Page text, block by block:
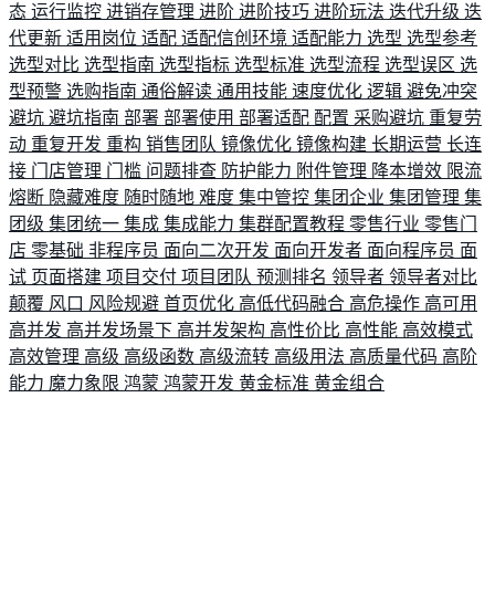
态 运行监控 进销存管理 进阶 进阶技巧 进阶玩法 迭代升级 迭
代更新 适用岗位 适配 适配信创环境 适配能力 选型 选型参考
选型对比 选型指南 选型指标 选型标准 选型流程 选型误区 选
型预警 选购指南 通俗解读 通用技能 速度优化 逻辑 避免冲突
避坑 避坑指南 部署 部署使用 部署适配 配置 采购避坑 重复劳
动 重复开发 重构 销售团队 镜像优化 镜像构建 长期运营 长连
接 门店管理 门槛 问题排查 防护能力 附件管理 降本增效 限流
熔断 隐藏难度 随时随地 难度 集中管控 集团企业 集团管理 集
团级 集团统一 集成 集成能力 集群配置教程 零售行业 零售门
店 零基础 非程序员 面向二次开发 面向开发者 面向程序员 面
试 页面搭建 项目交付 项目团队 预测排名 领导者 领导者对比
颠覆 风口 风险规避 首页优化 高低代码融合 高危操作 高可用
高并发 高并发场景下 高并发架构 高性价比 高性能 高效模式
高效管理 高级 高级函数 高级流转 高级用法 高质量代码 高阶
能力 魔力象限 鸿蒙 鸿蒙开发 黄金标准 黄金组合